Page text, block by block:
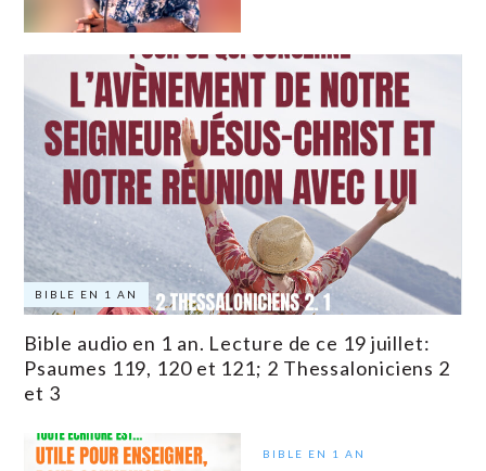
BIBLE EN 1 AN
Bible audio en 1 an. Lecture de ce 19 juillet:
Psaumes 119, 120 et 121; 2 Thessaloniciens 2
et 3
BIBLE EN 1 AN